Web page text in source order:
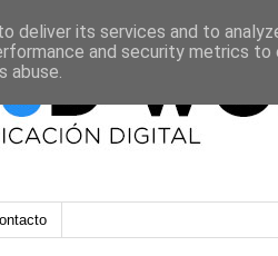
deliver its services and to
and security metrics
abuse.